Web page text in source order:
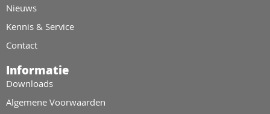
Informatie
Downloads
Algemene Voorwaarden
Nieuws
Kennis & Service
Contact